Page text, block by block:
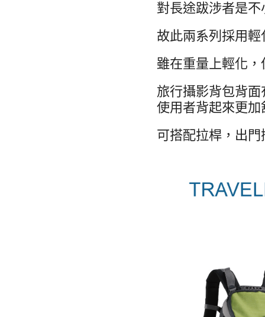
對長途跋涉者是
故此兩系列採用
雖在重量上輕化
旅行攝影背包背
使用者背起來更加
可搭配拉桿，出